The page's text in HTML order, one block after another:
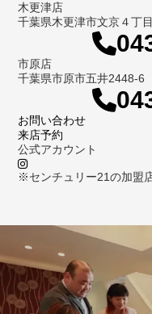
木更津店
千葉県木更津市文京４丁
市原店
千葉県市原市五井2448-
お問い合わせ
来店予約
公式アカウント
※センチュリー21の加盟